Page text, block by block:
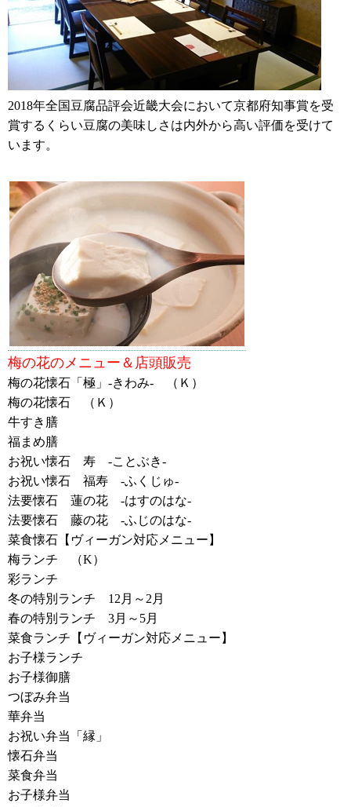
2018年全国豆腐品評会近畿大会において京都府知事賞を受
賞するくらい豆腐の美味しさは内外から高い評価を受けて
います。
梅の花のメニュー＆店頭販売
梅の花懐石「極」-きわみ- （Ｋ）
梅の花懐石 （Ｋ）
牛すき膳
福まめ膳
お祝い懐石 寿 -ことぶき-
お祝い懐石 福寿 -ふくじゅ-
法要懐石 蓮の花 -はすのはな-
法要懐石 藤の花 -ふじのはな-
菜食懐石【ヴィーガン対応メニュー】
梅ランチ （K）
彩ランチ
冬の特別ランチ 12月～2月
春の特別ランチ 3月～5月
菜食ランチ【ヴィーガン対応メニュー】
お子様ランチ
お子様御膳
つぼみ弁当
華弁当
お祝い弁当「縁」
懐石弁当
菜食弁当
お子様弁当